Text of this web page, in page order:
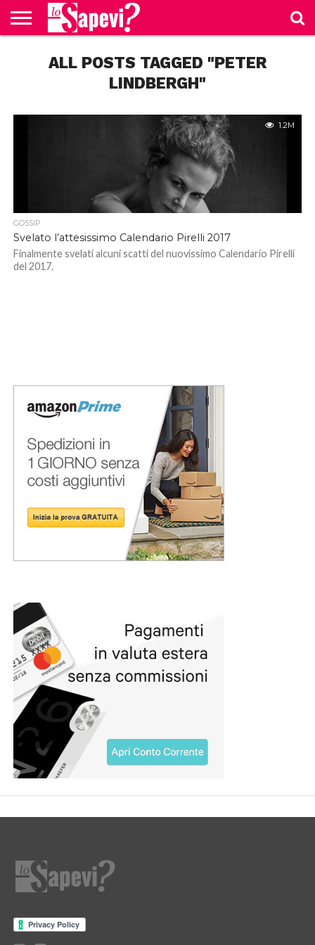
BENESSERE
GOSSIP
PRODOTTI
AMAZON
NEWS
CASA E
CUCINAALL POSTS TAGGED "PETER
LINDBERGH"
1.2M
GOSSIP
Svelato l’attesissimo Calendario Pirelli 2017
Finalmente svelati alcuni scatti del nuovissimo Calendario Pirelli
del 2017.